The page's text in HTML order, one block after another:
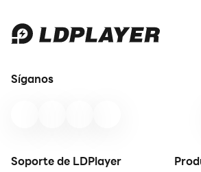
Síganos
Soporte de LDPlayer